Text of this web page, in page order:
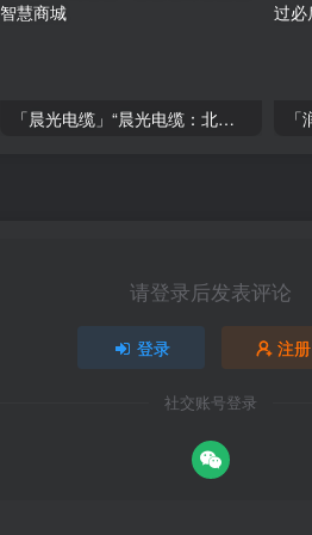
「晨光电缆」“晨光电缆：北交所上市，盈利稳定，但面临行业挑战
请登录后发表评论
登录 注册
社交账号登录